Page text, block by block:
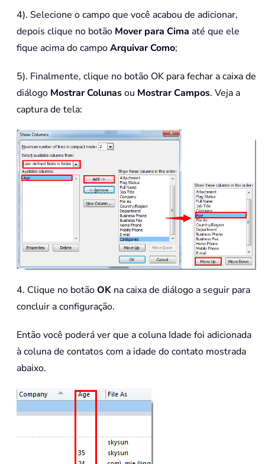
4). Selecione o campo que você acabou de adicionar,
depois clique no botão Mover para Cima até que ele
fique acima do campoArquivar Como;
5). Finalmente, clique no botão OK para fechar a caixa de
diálogo Mostrar Colunasou Mostrar Campos. Veja a
captura de tela:
4. Clique no botãoOK na caixa de diálogo a seguir para
concluir a configuração.
Então você poderá ver que a coluna Idade foi adicionada
à coluna de contatos com a idade do contato mostrada
abaixo.